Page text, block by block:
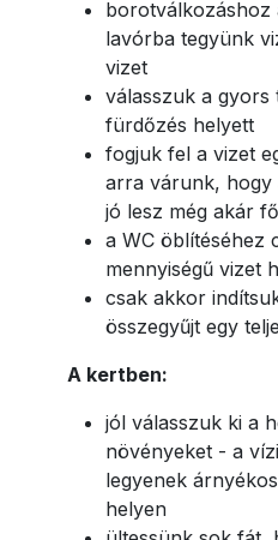
borotválkozáshoz
lavórba tegyünk
vizet
válasszuk a gyors
fürdőzés helyett
fogjuk fel a vizet
arra várunk, hogy
jó lesz még akár
a WC öblítéséhez
mennyiségű vizet
csak akkor
összegyűjt egy
A kertben:
jól válasszuk ki a
növényeket - a
legyenek
helyen